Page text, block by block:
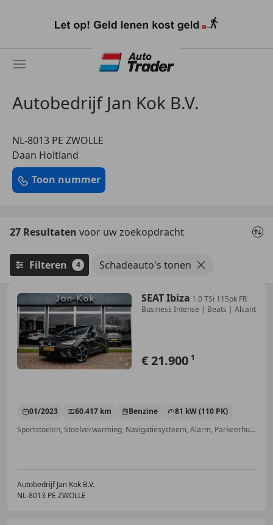
naar
Autobedrijf Jan Kok B.V.
NL-8013 PE ZWOLLE
Daan Holtland
Toon nummer
27 Resultaten voor uw zoekopdracht
Filteren 4 Schadeauto's tonen
SEAT Ibiza 1.0 TSi 115pk FR
Business Intense | Beats | Alcant
€ 21.900 1
01/2023 60.417 km Benzine
81 kW (110 PK)
Sportstoelen, Stoelverwarming, Navigatiesysteem, Alarm, Parkeerhulp met camera, Parkeerhulp voor, Getinte ramen, Automatische klimaatregeling
Autobedrijf Jan Kok B.V.
NL-8013 PE ZWOLLE